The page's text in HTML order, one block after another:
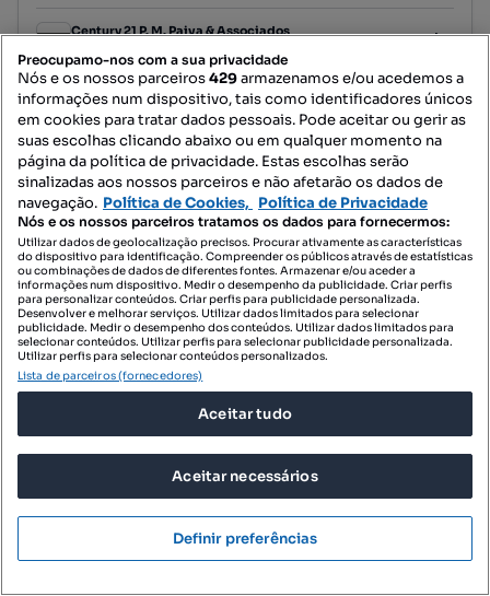
Century 21 P. M. Paiva & Associados
410 000 €2733,33 €/m²
Moradia Isolada T4 com Potencial de
Personalização – Quinta do Cond...
T4 150 m²
Preocupamo-nos com a sua privacidade
Nós e os nossos parceiros429armazenamos e/ou acedemos a
informações num dispositivo, tais como identificadores únicos
em cookies para tratar dados pessoais. Pode aceitar ou gerir as
suas escolhas clicando abaixo ou em qualquer momento na
página da política de privacidade. Estas escolhas serão
sinalizadas aos nossos parceiros e não afetarão os dados de
navegação. Política de Cookies, Política de Privacidade
Nós e os nossos parceiros tratamos os dados para fornecermos:
Utilizar dados de geolocalização precisos. Procurar ativamente as características
do dispositivo para identificação. Compreender os públicos através de estatísticas
ou combinações de dados de diferentes fontes. Armazenar e/ou aceder a
informações num dispositivo. Medir o desempenho da publicidade. Criar perfis
para personalizar conteúdos. Criar perfis para publicidade personalizada.
Desenvolver e melhorar serviços. Utilizar dados limitados para selecionar
publicidade. Medir o desempenho dos conteúdos. Utilizar dados limitados para
selecionar conteúdos. Utilizar perfis para selecionar publicidade personalizada.
Utilizar perfis para selecionar conteúdos personalizados.
Lista de parceiros (fornecedores)
Aceitar tudo
Aceitar necessários
Definir preferências